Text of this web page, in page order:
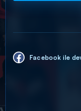
Facebook ile